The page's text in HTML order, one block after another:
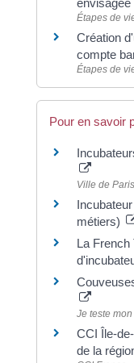
Étapes de
Création
compte
Étapes de
Pour en savoir
Ville de Paris
métiers)
La French
Je teste
CCI Île-
de la